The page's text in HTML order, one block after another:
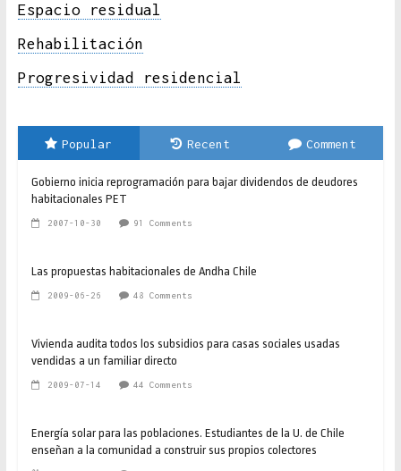
Espacio residual
Rehabilitación
Progresividad residencial
Popular Recent Comment
Gobierno inicia reprogramación para bajar dividendos de deudores
habitacionales PET
2007-10-30 91 Comments
Las propuestas habitacionales de Andha Chile
2009-06-26 48 Comments
Vivienda audita todos los subsidios para casas sociales usadas
vendidas a un familiar directo
2009-07-14 44 Comments
Energía solar para las poblaciones. Estudiantes de la U. de Chile
enseñan a la comunidad a construir sus propios colectores